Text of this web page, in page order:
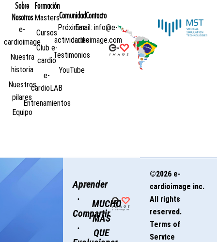
Sobre
Nosotros
e-
cardioimage
Nuestra
historia
Nuestros
pilares
Equipo
Formación
Masters
Cursos
Club e-
cardio
e-
cardioLAB
Entrenamientos
Comunidad
Próximas
actividades
Testimonios
YouTube
Contacto
Email: info@e-
cardioimage.com
Aprender
·
Compartir
·
MUCHO
MÁS
QUE
©2026 e-
cardioimage inc.
All rights
reserved.
Terms of
Service